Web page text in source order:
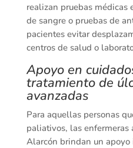
realizan pruebas médicas
de sangre o pruebas de
pacientes evitar
centros de salud o
Apoyo en
tratamiento de
avanzadas
Para aquellas personas
paliativos, las
Alarcón brindan un